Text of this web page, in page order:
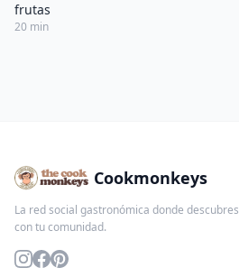
frutas
20 min
Cookmonkeys
La red social gastronómica donde
con tu comunidad.